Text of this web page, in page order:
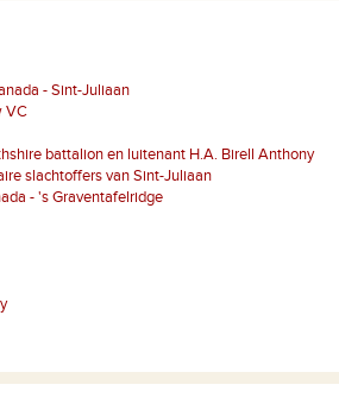
- Sint-Juliaan
VC
battalion en luitenant H.A. Birell Anthony
slachtoffers van Sint-Juliaan
- 's Graventafelridge